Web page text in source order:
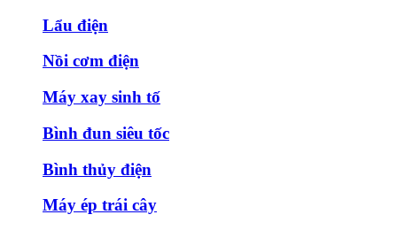
Lẩu điện
Nồi cơm điện
Máy xay sinh tố
Bình đun siêu tốc
Bình thủy điện
Máy ép trái cây